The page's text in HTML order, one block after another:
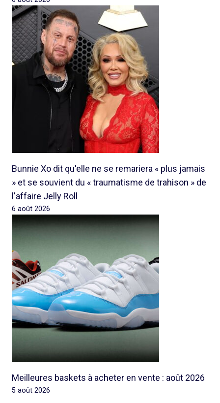
Bunnie Xo dit qu'elle ne se remariera « plus jamais
» et se souvient du « traumatisme de trahison » de
l'affaire Jelly Roll
6 août 2026
Meilleures baskets à acheter en vente : août 2026
5 août 2026